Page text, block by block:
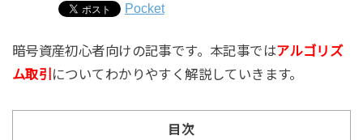
Pocket
暗号資産初心者向けの記事です。本記事ではアルゴリズ
ム取引 についてわかりやすく解説していきます。
目次